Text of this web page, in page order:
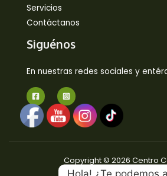
Servicios
Contáctanos
Siguénos
En nuestras redes sociales y
Copyright © 2026 Centro
Hola! ¿Te podemos